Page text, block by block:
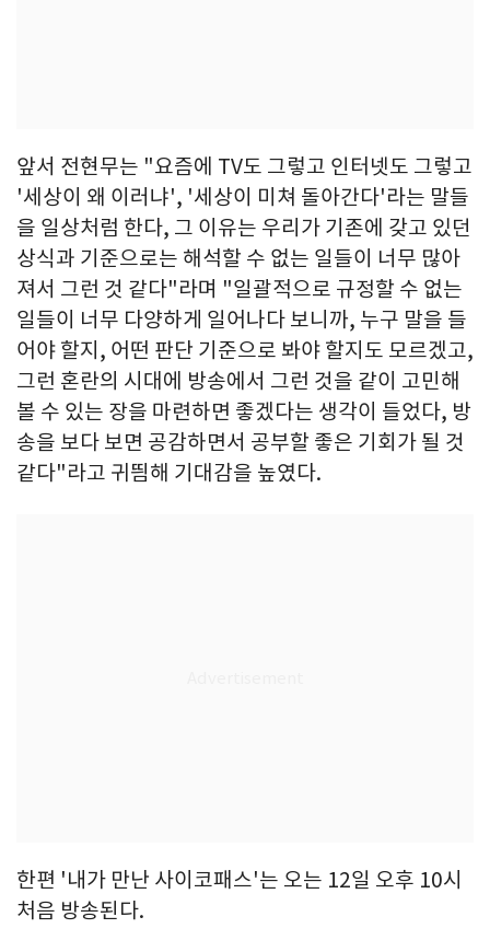
앞서 전현무는 "요즘에 TV도 그렇고 인터넷도 그렇고
'세상이 왜 이러냐', '세상이 미쳐 돌아간다'라는 말들
을 일상처럼 한다, 그 이유는 우리가 기존에 갖고 있던
상식과 기준으로는 해석할 수 없는 일들이 너무 많아
져서 그런 것 같다"라며 "일괄적으로 규정할 수 없는
일들이 너무 다양하게 일어나다 보니까, 누구 말을 들
어야 할지, 어떤 판단 기준으로 봐야 할지도 모르겠고,
그런 혼란의 시대에 방송에서 그런 것을 같이 고민해
볼 수 있는 장을 마련하면 좋겠다는 생각이 들었다, 방
송을 보다 보면 공감하면서 공부할 좋은 기회가 될 것
같다"라고 귀띔해 기대감을 높였다.
한편 '내가 만난 사이코패스'는 오는 12일 오후 10시
처음 방송된다.